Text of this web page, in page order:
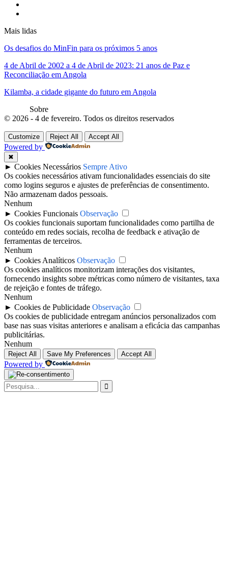
Mais lidas
Os desafios do MinFin para os próximos 5 anos
4 de Abril de 2002 a 4 de Abril de 2023: 21 anos de Paz e
Reconciliação em Angola
Kilamba, a cidade gigante do futuro em Angola
Sobre
© 2026 - 4 de fevereiro. Todos os direitos reservados
Customize Reject All Accept All
Powered by
✖
► Cookies Necessários Sempre Ativo
Os cookies necessários ativam funcionalidades essenciais do site
como logins seguros e ajustes de preferências de consentimento.
Não armazenam dados pessoais.
Nenhum
► Cookies Funcionais Observação
Os cookies funcionais suportam funcionalidades como partilha de
conteúdo em redes sociais, recolha de feedback e ativação de
ferramentas de terceiros.
Nenhum
► Cookies Analíticos Observação
Os cookies analíticos monitorizam interações dos visitantes,
fornecendo insights sobre métricas como número de visitantes, taxa
de rejeição e fontes de tráfego.
Nenhum
► Cookies de Publicidade Observação
Os cookies de publicidade entregam anúncios personalizados com
base nas suas visitas anteriores e analisam a eficácia das campanhas
publicitárias.
Nenhum
Reject All Save My Preferences Accept All
Powered by